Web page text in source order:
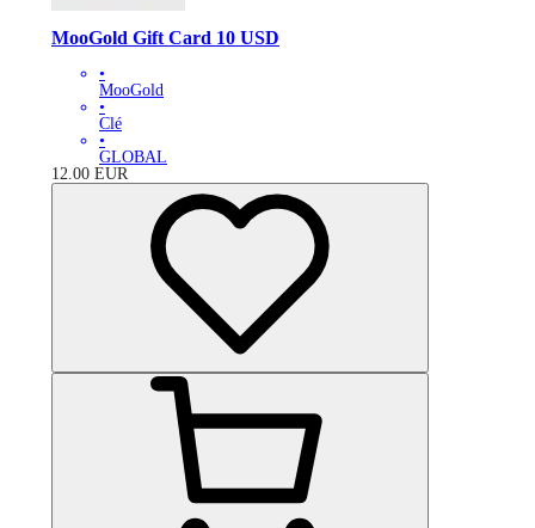
MooGold Gift Card 10 USD
•
MooGold
•
Clé
•
GLOBAL
12.00 EUR